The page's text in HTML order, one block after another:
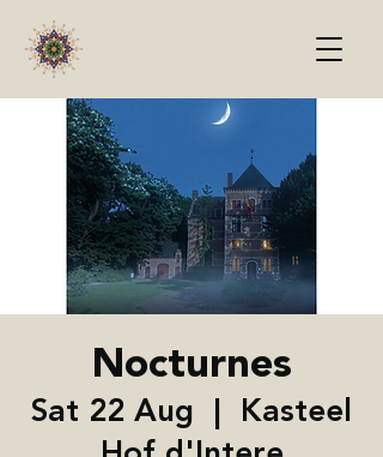
Nocturnes
Sat 22 Aug
  |
Kasteel